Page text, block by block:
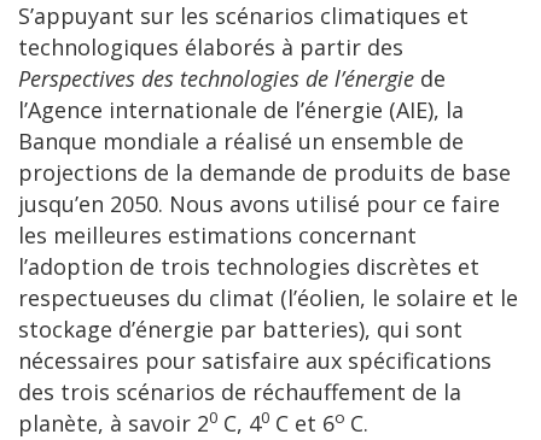
S’appuyant sur les scénarios climatiques et
technologiques élaborés à partir des
Perspectives des technologies de l’énergie de
l’Agence internationale de l’énergie (AIE), la
Banque mondiale a réalisé un ensemble de
projections de la demande de produits de base
jusqu’en 2050. Nous avons utilisé pour ce faire
les meilleures estimations concernant
l’adoption de trois technologies discrètes et
respectueuses du climat (l’éolien, le solaire et le
stockage d’énergie par batteries), qui sont
nécessaires pour satisfaire aux spécifications
des trois scénarios de réchauffement de la
planète, à savoir 20 C, 40 C et 6o C.